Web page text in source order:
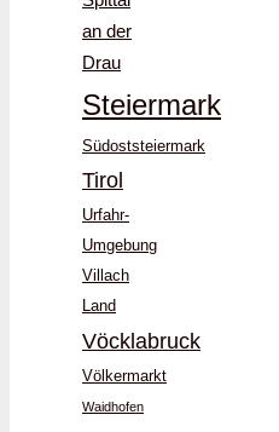
an der
Drau
Steiermark
Südoststeiermark
Tirol
Urfahr-
Umgebung
Villach
Land
Vöcklabruck
Völkermarkt
Waidhofen